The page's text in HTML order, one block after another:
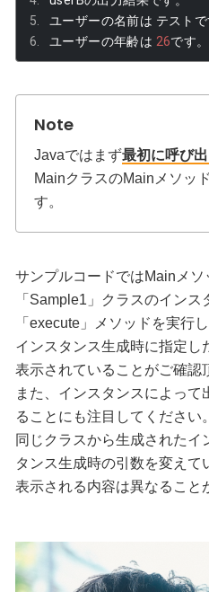
ユーザーの名前は テストで
ユーザーの年齢は 26です。
Javaではまず最初に呼び
MainクラスのMainメソッ
す。
サンプルコードではMainメ
「Sample1」クラスのインス
「execute」メソッドを実行
インスタンス生成時に指定し
表示されていることがご確認
また、インスタンスによっ
ることにも注目してください。
同じクラスから生成されたイ
タンス生成時の引数を変えて
表示される内容は異なること